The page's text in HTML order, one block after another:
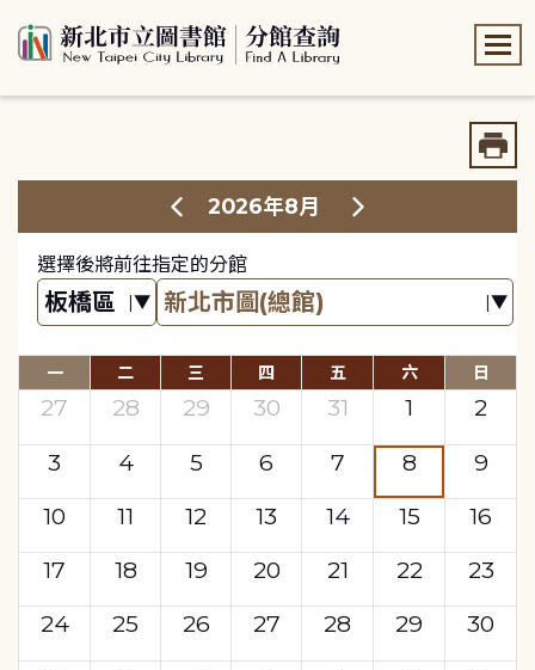
2026年8月
選擇後將前往指定的分館
一 二 三 四 五 六 日
27 28 29 30 31 1
2
3
4 5 6 7 8
9
10
11 12 13 14 15
16
17
18 19 20 21 22
23
24
25 26 27 28 29
30